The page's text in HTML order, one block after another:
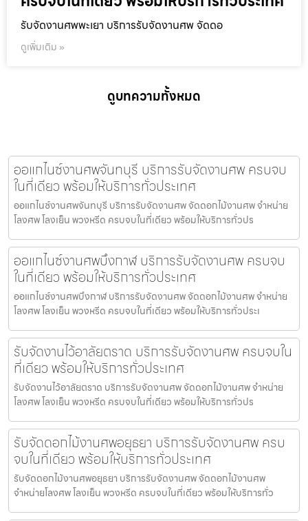
รับจัดงานศพพะเยา บริการรับจัดงานศพ จัดดอ
ดูเพิ่มเติม »
ดูบทความทั้งหมด
ออแกไนซ์งานศพจันทบุรี บริการรับจัดงานศพ ครบจบ
ในที่เดียว พร้อมให้บริการทั่วประเทศ
ออแกไนซ์งานศพจันทบุรี บริการรับจัดงานศพ จัดดอกไม้งานศพ จำหน่าย
โลงศพ โลงเย็น พวงหรีด ครบจบในที่เดียว พร้อมให้บริการทั่วปร
ออแกไนซ์งานศพบึงกาฬ บริการรับจัดงานศพ ครบจบ
ในที่เดียว พร้อมให้บริการทั่วประเทศ
ออแกไนซ์งานศพบึงกาฬ บริการรับจัดงานศพ จัดดอกไม้งานศพ จำหน่าย
โลงศพ โลงเย็น พวงหรีด ครบจบในที่เดียว พร้อมให้บริการทั่วประเ
รับจัดงานไว้อาลัยตราด บริการรับจัดงานศพ ครบจบใน
ที่เดียว พร้อมให้บริการทั่วประเทศ
รับจัดงานไว้อาลัยตราด บริการรับจัดงานศพ จัดดอกไม้งานศพ จำหน่าย
โลงศพ โลงเย็น พวงหรีด ครบจบในที่เดียว พร้อมให้บริการทั่วปร
รับจัดดอกไม้งานศพอยุธยา บริการรับจัดงานศพ ครบ
จบในที่เดียว พร้อมให้บริการทั่วประเทศ
รับจัดดอกไม้งานศพอยุธยา บริการรับจัดงานศพ จัดดอกไม้งานศพ
จำหน่ายโลงศพ โลงเย็น พวงหรีด ครบจบในที่เดียว พร้อมให้บริการทั่ว